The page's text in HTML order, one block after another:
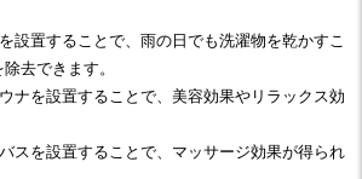
設置することで、雨の日でも洗濯物を乾かすこ
去できます。
ナを設置することで、美容効果やリラックス効
スを設置することで、マッサージ効果が得られ